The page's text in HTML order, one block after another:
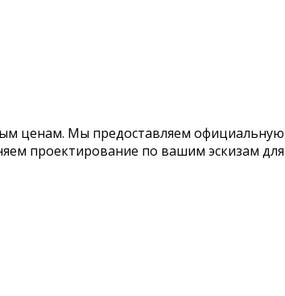
ценам. Мы предоставляем
проектирование по вашим эскизам для